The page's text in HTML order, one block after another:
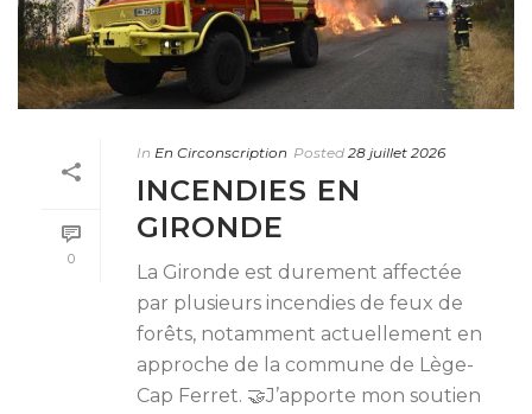
0
In En Circonscription Posted 28 juillet 2026
INCENDIES EN
GIRONDE
La Gironde est durement affectée
par plusieurs incendies de feux de
forêts, notamment actuellement en
approche de la commune de Lège-
Cap Ferret. 🤝J’apporte mon soutien